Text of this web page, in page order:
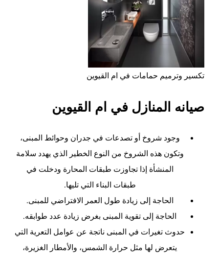
تكسير وترميم حمامات في ام القيوين
صيانه المنازل في ام القيوين
وجود شروخ أو تصدعات في جدران وحوائط المبنى،
وتكون هذه الشروخ من النوع الخطير الذي يهدد سلامة
المنشأة إذا تجاوزت طبقات المحارة ودخلت في
طبقات البناء التي تليها.
الحاجة إلى زيادة طول العمر الافتراضي للمبنى.
الحاجة إلى تقوية المبنى بغرض زيادة عدد طوابقه.
حدوث تغيرات في المبنى ناتجة عن عوامل التعرية التي
يتعرض لها مثل حرارة الشمس، والأمطار الغزيرة،